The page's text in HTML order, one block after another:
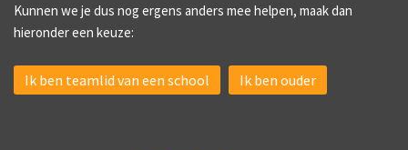
Kunnen we je dus nog ergens anders mee helpen, maak dan
hieronder een keuze:
Ik ben teamlid van een school Ik ben ouder